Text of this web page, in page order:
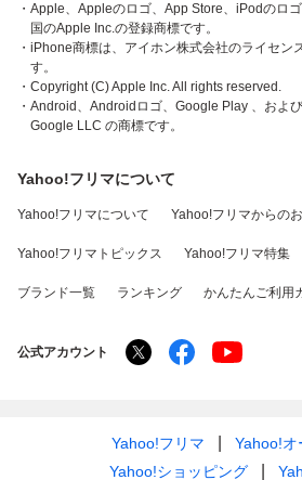
・Apple、Appleのロゴ、App Store、iPodのロ
国のApple Inc.の登録商標です。
・iPhone商標は、アイホン株式会社のライセン
す。
・Copyright (C) Apple Inc. All rights reserved.
・Android、Androidロゴ、Google Play 、およ
Google LLC の商標です。
Yahoo!フリマについて
Yahoo!フリマについて Yahoo!フリマからの
Yahoo!フリマトピックス Yahoo!フリマ特集
ブランド一覧 ランキング かんたんご利用
公式アカウント
Yahoo!フリマ
Yahoo!オ
Yahoo!ショッピング